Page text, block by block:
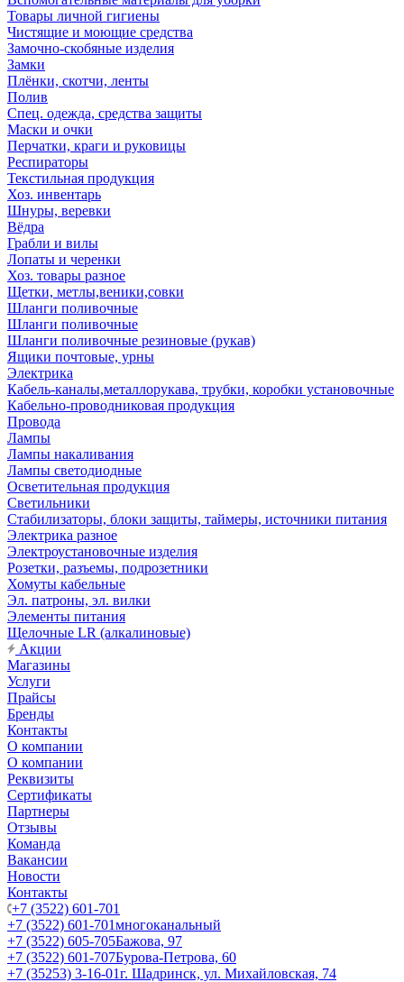
Товары личной гигиены
Чистящие и моющие средства
Замочно-скобяные изделия
Замки
Плёнки, скотчи, ленты
Полив
Спец. одежда, средства защиты
Маски и очки
Перчатки, краги и руковицы
Респираторы
Текстильная продукция
Хоз. инвентарь
Шнуры, веревки
Вёдра
Грабли и вилы
Лопаты и черенки
Хоз. товары разное
Щетки, метлы,веники,совки
Шланги поливочные
Шланги поливочные
Шланги поливочные резиновые (рукав)
Ящики почтовые, урны
Электрика
Кабель-каналы,металлорукава, трубки, коробки установочные
Кабельно-проводниковая продукция
Провода
Лампы
Лампы накаливания
Лампы светодиодные
Осветительная продукция
Светильники
Стабилизаторы, блоки защиты, таймеры, источники питания
Электрика разное
Электроустановочные изделия
Розетки, разъемы, подрозетники
Хомуты кабельные
Эл. патроны, эл. вилки
Элементы питания
Щелочные LR (алкалиновые)
Акции
Магазины
Услуги
Прайсы
Бренды
Контакты
О компании
О компании
Реквизиты
Сертификаты
Партнеры
Отзывы
Команда
Вакансии
Новости
Контакты
+7 (3522) 601-701
+7 (3522) 601-701многоканальный
+7 (3522) 605-705Бажова, 97
+7 (3522) 601-707Бурова-Петрова, 60
+7 (35253) 3-16-01г. Шадринск, ул. Михайловская, 74